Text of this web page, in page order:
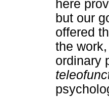
here
but our
offered
the
ordinary